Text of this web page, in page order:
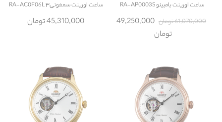
ساعتاورینت بامبینو RA-AP0003S
61,070,000 تومان
49,250,000
تومان
ساعتاورینت سمفونی۳ RA-AC0F06L
45,310,000 تومان